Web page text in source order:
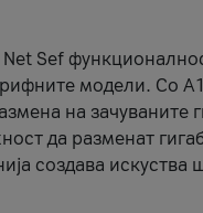
Sef
модели. Со
на зачуваните
да разменат
создава